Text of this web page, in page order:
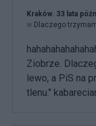
Kraków. 33 lata
w Dlaczego
Ziobrze.
lewo, a PiS na
tlenu."